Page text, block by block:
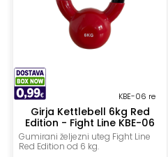
KBE-06 re
Girja Kettlebell 6kg Red
Edition - Fight Line KBE-06
Gumirani željezni uteg Fight Line
Red Edition od 6 kg.